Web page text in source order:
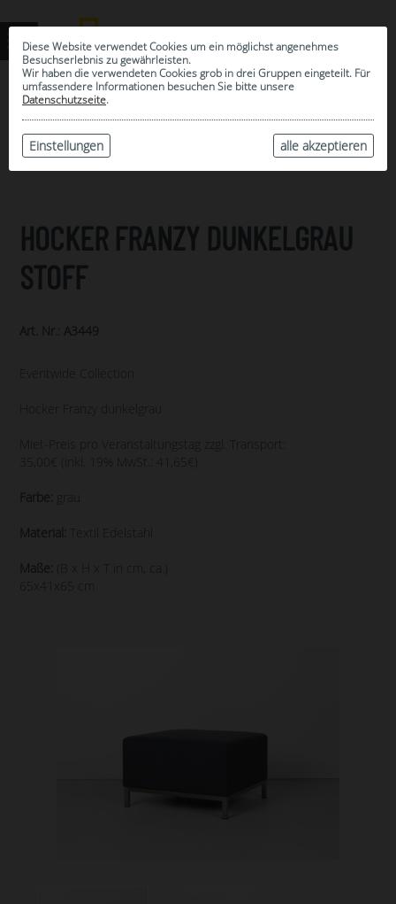
Diese Website verwendet Cookies um ein möglichst angenehmes
Besuchserlebnis zu gewährleisten.
Wir haben die verwendeten Cookies grob in drei Gruppen eingeteilt. Für
umfassendere Informationen besuchen Sie bitte unsere
Datenschutzseite.
alle akzeptieren
Einstellungen
ARCHIV
HOCKER FRANZY DUNKELGRAU
STOFF
Art. Nr.: A3449
Eventwide Collection
Hocker Franzy dunkelgrau
Miet-Preis pro Veranstaltungstag zzgl. Transport:
35,00€ (inkl. 19% MwSt.: 41,65€)
Farbe: grau
Material: Textil Edelstahl
Maße:
(B x H x T in cm, ca.)